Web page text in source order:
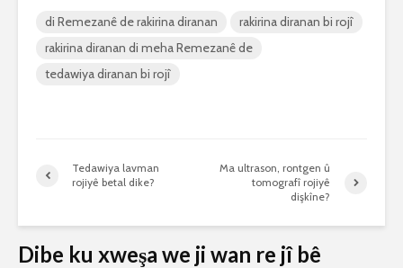
di Remezanê de rakirina diranan
rakirina diranan bi rojî
rakirina diranan di meha Remezanê de
tedawiya diranan bi rojî
Tedawiya lavman
rojiyê betal dike?
Ma ultrason, rontgen û
tomografî rojiyê
dişkîne?
Dibe ku xweşa we ji wan re jî bê